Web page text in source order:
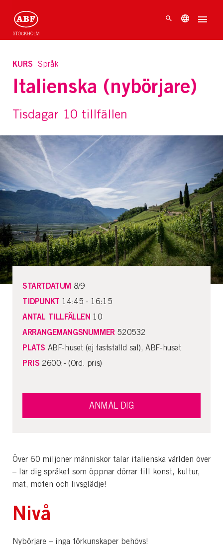
KURS Språk
Italienska (nybörjare)
Tisdagar 10 tillfällen
Över 60 miljoner människor talar italienska världen över
– lär dig språket som öppnar dörrar till konst, kultur,
mat, möten och livsglädje!
Nivå
Nybörjare – inga förkunskaper behövs!
STARTDATUM 8/9
TIDPUNKT 14:45 - 16:15
ANTAL TILLFÄLLEN 10
ARRANGEMANGSNUMMER520532
PLATS ABF-huset (ej fastställd sal), ABF-huset
PRIS 2600:- (Ord. pris)
ANMÄL DIG